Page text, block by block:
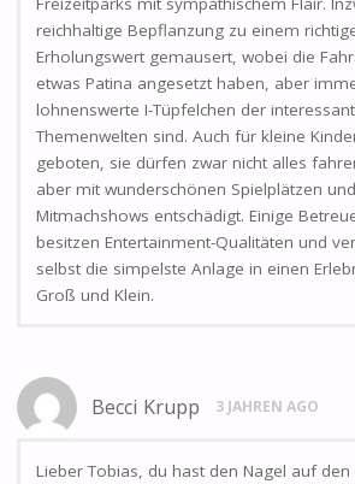
reichhaltige Bepflanzung zu einem
Erholungswert gemausert, wobei die
etwas Patina angesetzt haben, aber
lohnenswerte I-Tüpfelchen der
Themenwelten sind. Auch für kleine
geboten, sie dürfen zwar nicht alles
aber mit wunderschönen Spielplätzen
Mitmachshows entschädigt. Einige
besitzen Entertainment-Qualitäten und
selbst die simpelste Anlage in einen
Groß und Klein.
Becci Krupp 3 JAHREN AGO
Lieber Tobias, du hast den Nagel auf